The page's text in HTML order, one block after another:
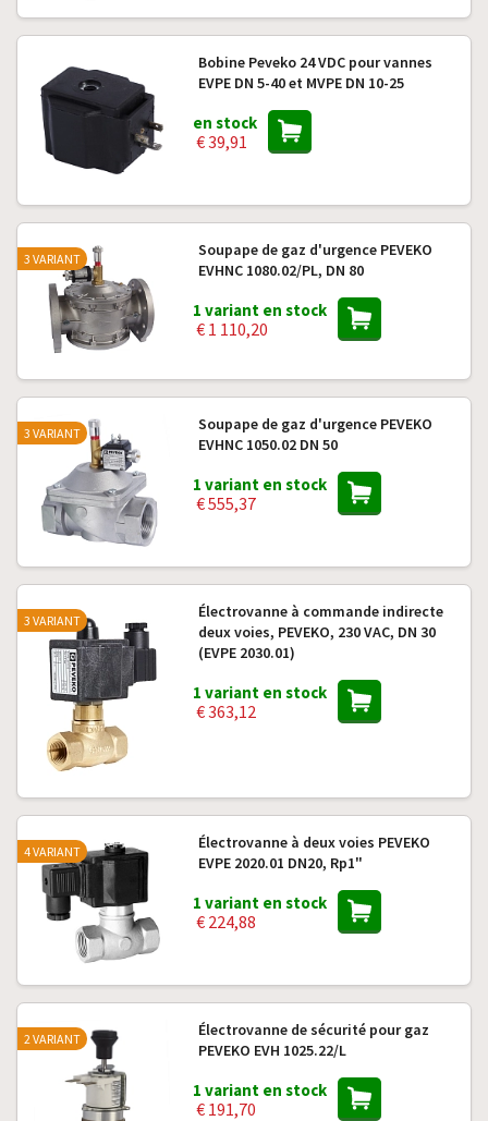
Bobine Peveko 24 VDC pour vannes
EVPE DN 5-40 et MVPE DN 10-25
en stock
€ 39,91
Soupape de gaz d'urgence PEVEKO
EVHNC 1080.02/PL, DN 80
1 variant en stock
€ 1 110,20
3 VARIANT
Soupape de gaz d'urgence PEVEKO
EVHNC 1050.02 DN 50
1 variant en stock
€ 555,37
3 VARIANT
Électrovanne à commande indirecte
deux voies, PEVEKO, 230 VAC, DN 30
(EVPE 2030.01)
1 variant en stock
€ 363,12
3 VARIANT
Électrovanne à deux voies PEVEKO
EVPE 2020.01 DN20, Rp1"
1 variant en stock
€ 224,88
4 VARIANT
Électrovanne de sécurité pour gaz
PEVEKO EVH 1025.22/L
1 variant en stock
€ 191,70
2 VARIANT